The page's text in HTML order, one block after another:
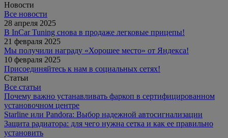
Новости
Все новости
28 апреля 2025
В InCar Tuning снова в продаже легковые прицепы!
21 февраля 2025
Мы получили награду «Хорошее место» от Яндекса!
10 февраля 2025
Присоединяйтесь к нам в социальных сетях!
Статьи
Все статьи
Почему важно устанавливать фаркоп в сертифицированном
установочном центре
Starline или Pandora: Выбор надежной автосигнализации
Защита радиатора: для чего нужна сетка и как ее правильно
установить